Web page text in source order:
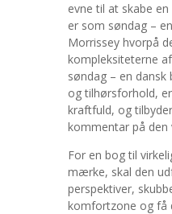
evne til at skabe
er som søndag –
Morrissey hvorpå
kompleksiteterne
søndag – en
og tilhørsforhold,
kraftfuld, og
kommentar på den
For en bog til
mærke, skal den
perspektiver,
komfortzone og få